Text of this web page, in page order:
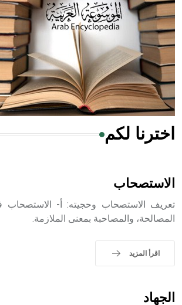
- هل تعلم أن المرجان إفراز حيواني يتكون
من مادة كربونات الكلسيوم، وهو أحمر أو
أجود أنواعه، ويمتاز بكبر الحجم ويسمى الش
هل تعلم أن الأبسيد كلمة فرنسية اللفظ تم
التاسع، وهم ينتسبون إلى أسرة أوسروين
اخترنا لكم
الاستصحاب
تعريف الاستصحاب وحجيته: أ-
المصالحة، والمصاحبة بمعنى الملازمة.
اقرأ المزيد
الجهاد